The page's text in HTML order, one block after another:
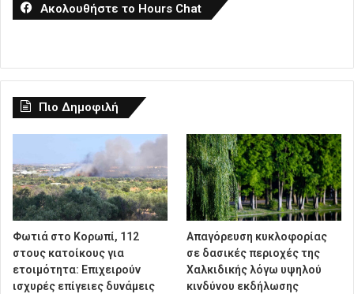
Ακολουθήστε το Hours Chat
Πιο Δημοφιλή
Φωτιά στο Κορωπί, 112
στους κατοίκους για
ετοιμότητα: Επιχειρούν
ισχυρές επίγειες δυνάμεις
Απαγόρευση κυκλοφορίας
σε δασικές περιοχές της
Χαλκιδικής λόγω υψηλού
κινδύνου εκδήλωσης